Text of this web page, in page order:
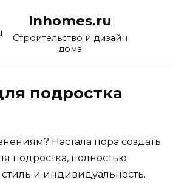
Inhomes.ru
Строительство и дизайн
дома
подростка
Настала пора создать
подростка, полностью
и индивидуальность.